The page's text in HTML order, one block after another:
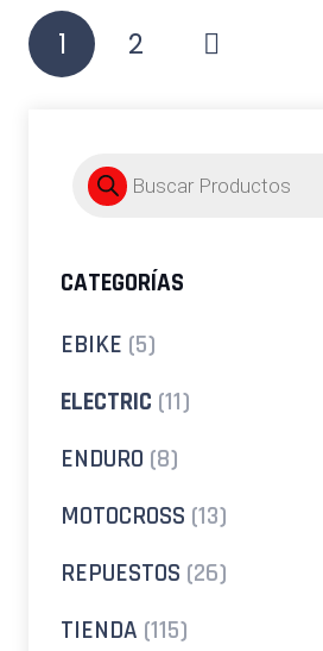
Paginación
de1 2
Búsqueda
de
productos
CATEGORÍAS
EBIKE (5)
ELECTRIC (11)
ENDURO (8)
MOTOCROSS (13)
REPUESTOS (26)
TIENDA (115)